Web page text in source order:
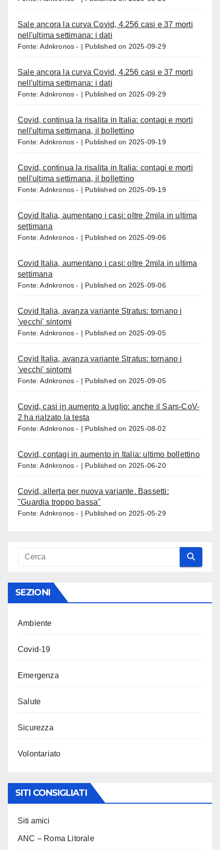
Sale ancora la curva Covid, 4.256 casi e 37 morti
nell'ultima settimana: i dati
Fonte: Adnkronos - Published on 2025-09-29
Sale ancora la curva Covid, 4.256 casi e 37 morti
nell'ultima settimana: i dati
Fonte: Adnkronos - Published on 2025-09-29
Covid, continua la risalita in Italia: contagi e morti
nell'ultima settimana, il bollettino
Fonte: Adnkronos - Published on 2025-09-19
Covid, continua la risalita in Italia: contagi e morti
nell'ultima settimana, il bollettino
Fonte: Adnkronos - Published on 2025-09-19
Covid Italia, aumentano i casi: oltre 2mila in ultima
settimana
Fonte: Adnkronos - Published on 2025-09-06
Covid Italia, aumentano i casi: oltre 2mila in ultima
settimana
Fonte: Adnkronos - Published on 2025-09-06
Covid Italia, avanza variante Stratus: tornano i
'vecchi' sintomi
Fonte: Adnkronos - Published on 2025-09-05
Covid Italia, avanza variante Stratus: tornano i
'vecchi' sintomi
Fonte: Adnkronos - Published on 2025-09-05
Covid, casi in aumento a luglio: anche il Sars-CoV-
2 ha rialzato la testa
Fonte: Adnkronos - Published on 2025-08-02
Covid, contagi in aumento in Italia: ultimo bollettino
Fonte: Adnkronos - Published on 2025-06-20
Covid, allerta per nuova variante. Bassetti:
"Guardia troppo bassa"
Fonte: Adnkronos - Published on 2025-05-29
SEZIONI
Ambiente
Covid-19
Emergenza
Salute
Sicurezza
Volontariato
SITI CONSIGLIATI
Siti amici
ANC – Roma Litorale